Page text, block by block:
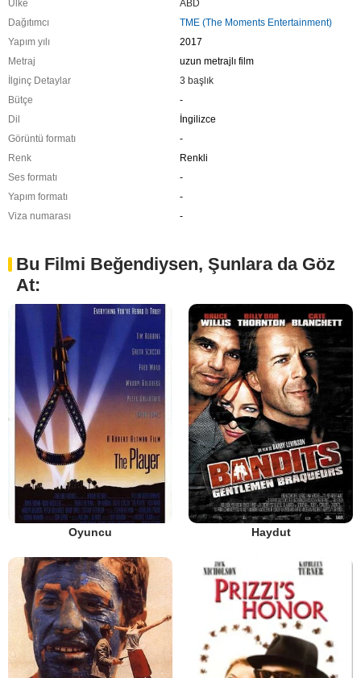
Ülke
ABD
Dağıtımcı
TME (The Moments Entertainment)
Yapım yılı
2017
Metraj
uzun metrajlı film
İlginç Detaylar
3 başlık
Bütçe
-
Dil
İngilizce
Görüntü formatı
-
Renk
Renkli
Ses formatı
-
Yapım formatı
-
Viza numarası
-
Bu Filmi Beğendiysen, Şunlara da Göz
At:
Oyuncu Haydut